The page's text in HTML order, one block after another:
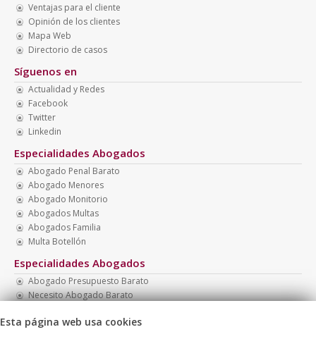
Ventajas para el cliente
Opinión de los clientes
Mapa Web
Directorio de casos
Síguenos en
Actualidad y Redes
Facebook
Twitter
Linkedin
Especialidades Abogados
Abogado Penal Barato
Abogado Menores
Abogado Monitorio
Abogados Multas
Abogados Familia
Multa Botellón
Especialidades Abogados
Abogado Presupuesto Barato
Necesito Abogado Barato
Abogado Barato Madrid
Esta página web usa cookies